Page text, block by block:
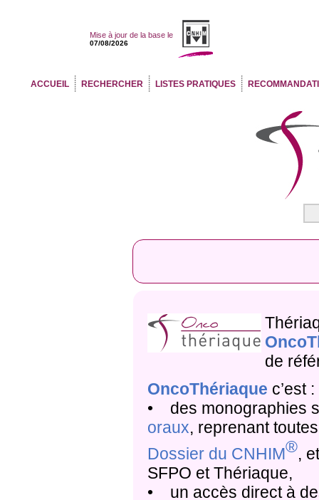
Mise à jour de la base le
07/08/2026
ACCUEIL RECHERCHER LISTES PRATIQUES
de
OncoThériaque c’est :
• des monographies
oraux, reprenant
Dossier du CNHIM®,
SFPO et Thériaque,
• un accès direct à